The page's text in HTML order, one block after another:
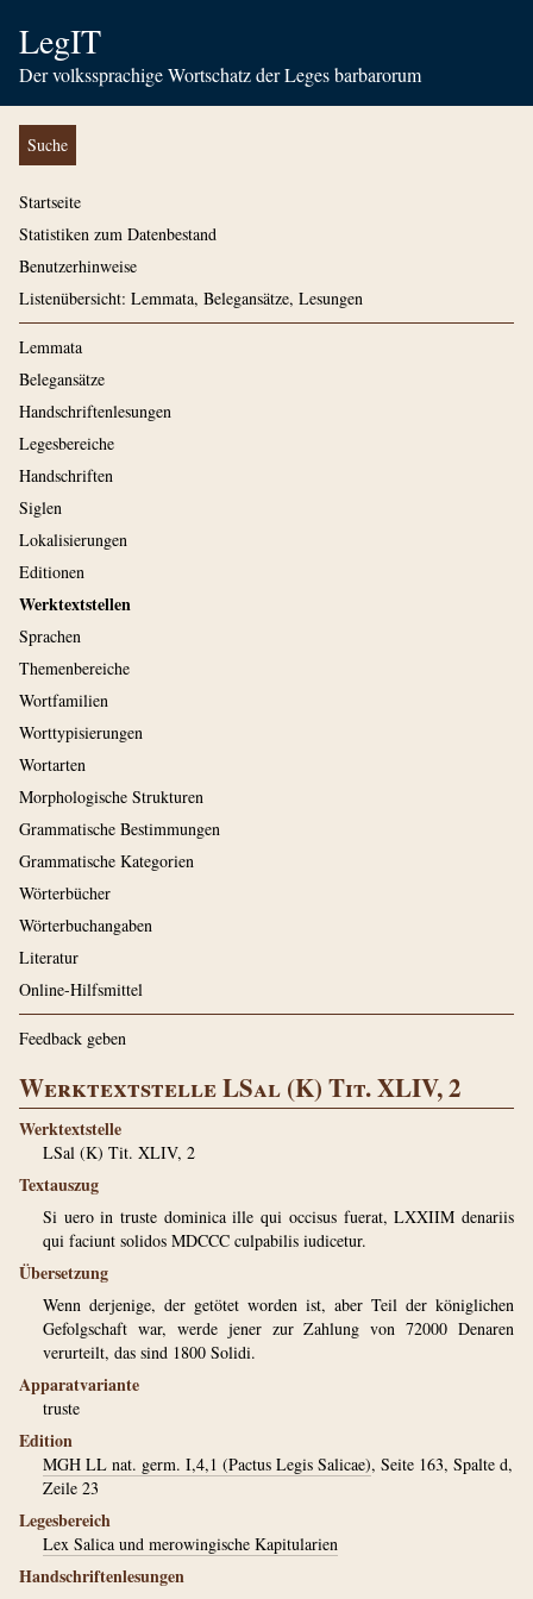
LegIT
Der volkssprachige Wortschatz der Leges barbarorum
Suche
Startseite
Statistiken zum Datenbestand
Benutzerhinweise
Listenübersicht: Lemmata, Belegansätze, Lesungen
Lemmata
Belegansätze
Handschriftenlesungen
Legesbereiche
Handschriften
Siglen
Lokalisierungen
Editionen
Werktextstellen
Sprachen
Themenbereiche
Wortfamilien
Worttypisierungen
Wortarten
Morphologische Strukturen
Grammatische Bestimmungen
Grammatische Kategorien
Wörterbücher
Wörterbuchangaben
Literatur
Online-Hilfsmittel
Feedback geben
Werktextstelle LSal (K) Tit. XLIV, 2
Werktextstelle
LSal (K) Tit. XLIV, 2
Textauszug
Si uero in truste dominica ille qui occisus fuerat, LXXIIM denariis
qui faciunt solidos MDCCC culpabilis iudicetur.
Übersetzung
Wenn derjenige, der getötet worden ist, aber Teil der königlichen
Gefolgschaft war, werde jener zur Zahlung von 72000 Denaren
verurteilt, das sind 1800 Solidi.
Apparatvariante
truste
Edition
MGH LL nat. germ. I,4,1 (Pactus Legis Salicae), Seite 163, Spalte d,
Zeile 23
Legesbereich
Lex Salica und merowingische Kapitularien
Handschriftenlesungen